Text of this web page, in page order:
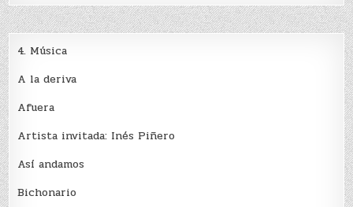
4. Música
A la deriva
Afuera
Artista invitada: Inés Piñero
Así andamos
Bichonario